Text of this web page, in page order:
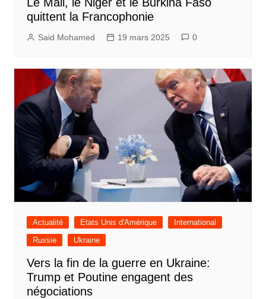
quittent la Francophonie
Said Mohamed 19 mars 2025 0
Actualité Etats Unis d'Amérique
International
Russie
Ukraine
Vers la fin de la guerre en Ukraine:
Trump et Poutine engagent des
négociations